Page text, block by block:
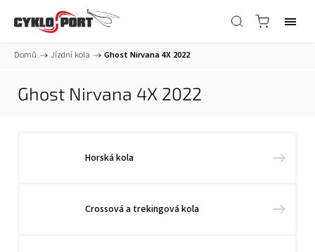
Domů / Jízdní kola / Ghost Nirvana 4X 2022
Ghost Nirvana 4X 2022
Horská kola
Crossová a trekingová kola